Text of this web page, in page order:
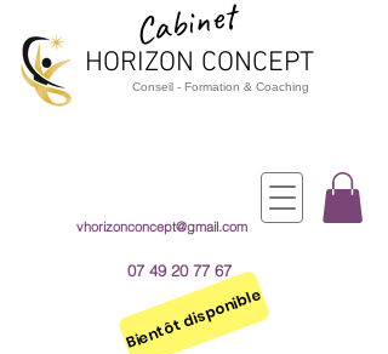
HORIZON CONCEPT
Conseil - Formation & Coaching
07 49 20 77 67
vhorizonconcept@gmail.com
Cabinet
Bientôt disponible